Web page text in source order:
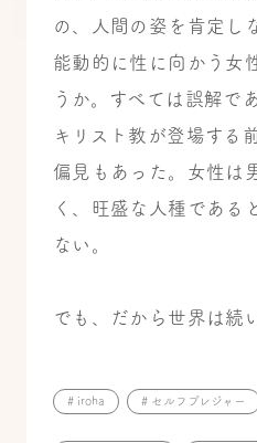
の、人間の姿を肯定し
能動的に性に向かう女
うか。すべては誤解で
キリスト教が登場する
偏見もあった。女性は
く、旺盛な人種である
ない。
でも、だから世界は続
# iroha # セルフプレジャー